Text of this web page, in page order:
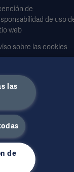
de
de uso
web
sobre las cookies
y por lo tanto
exclusiva del usuario.
total o parcialmente,
las
de